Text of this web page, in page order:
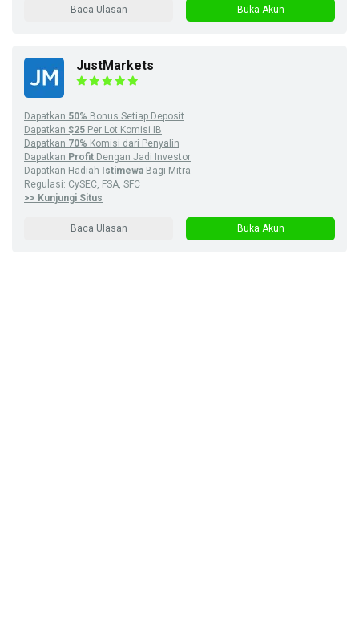
Baca Ulasan Buka Akun
JustMarkets
Dapatkan 50% Bonus Setiap Deposit
Dapatkan $25 Per Lot Komisi IB
Dapatkan 70% Komisi dari Penyalin
Dapatkan Profit Dengan Jadi Investor
Dapatkan Hadiah Istimewa Bagi Mitra
Regulasi: CySEC, FSA, SFC
>> Kunjungi Situs
Baca Ulasan Buka Akun